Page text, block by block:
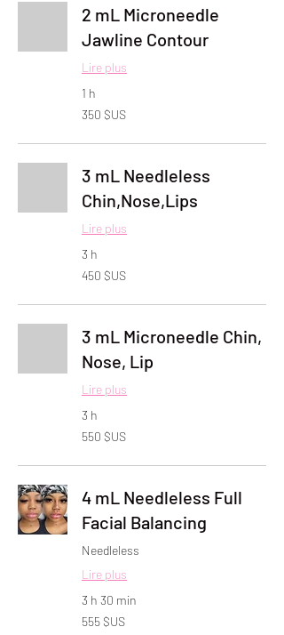
2 mL Microneedle
Jawline Contour
Lire plus
1 h
350
dollars
350 $US
3 mL Needleless
Chin,Nose,Lips
Lire plus
3 h
450
dollars
450 $US
3 mL Microneedle Chin,
Nose, Lip
Lire plus
3 h
550
dollars
550 $US
4 mL Needleless Full
Facial Balancing
Needleless
Lire plus
3 h 30 min
555
dollars
555 $US